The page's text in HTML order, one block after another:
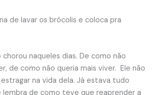
de lavar os brócolis e coloca pra
naqueles dias. De como não
de como não queria mais viver. Ele não
na vida dela. Já estava tudo
lembra de como teve que reaprender a